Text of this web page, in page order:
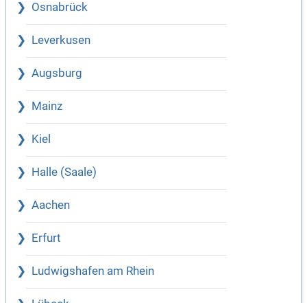
Osnabrück
Leverkusen
Augsburg
Mainz
Kiel
Halle (Saale)
Aachen
Erfurt
Ludwigshafen am Rhein